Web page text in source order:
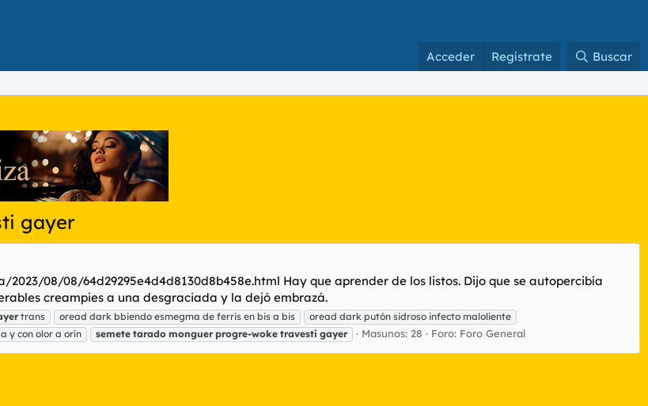
Acceder Regístrate Buscar
gayer
08/08/64d29295e4d4d8130d8b458e.html Hay que aprender de los listos. Dijo que se autopercibía
creampies a una desgraciada y la dejó embrazá.
trans oread dark bbiendo esmegma de ferris en bis a bis
oread dark putón sidroso infecto maloliente
y con olor a orín semete tarado monguer progre-woke travesti gayer Masunos: 28 Foro: Foro General